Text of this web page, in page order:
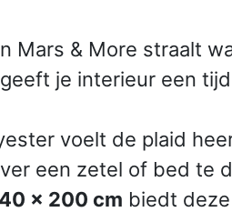
Mars & More straalt
je interieur een
voelt de plaid
een zetel of bed te
x 200 cm biedt